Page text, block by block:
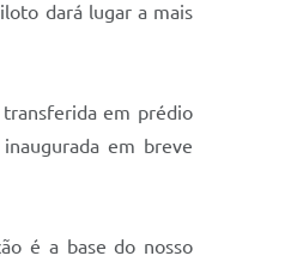
dará lugar a mais
transferida em prédio
em breve
é a base do nosso